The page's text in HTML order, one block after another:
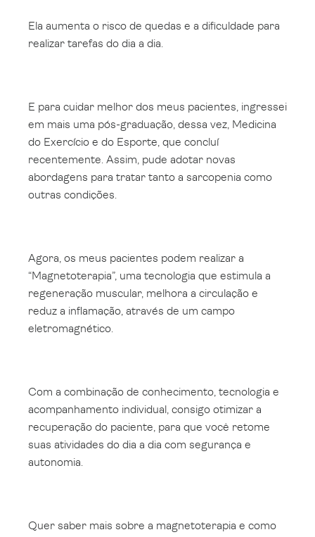
Ela aumenta o risco de quedas e a dificuldade para
realizar tarefas do dia a dia.
E para cuidar melhor dos meus pacientes, ingressei
em mais uma pós-graduação, dessa vez, Medicina
do Exercício e do Esporte, que concluí
recentemente. Assim, pude adotar novas
abordagens para tratar tanto a sarcopenia como
outras condições.
Agora, os meus pacientes podem realizar a
“Magnetoterapia”, uma tecnologia que estimula a
regeneração muscular, melhora a circulação e
reduz a inflamação, através de um campo
eletromagnético.
Com a combinação de conhecimento, tecnologia e
acompanhamento individual, consigo otimizar a
recuperação do paciente, para que você retome
suas atividades do dia a dia com segurança e
autonomia.
Quer saber mais sobre a magnetoterapia e como